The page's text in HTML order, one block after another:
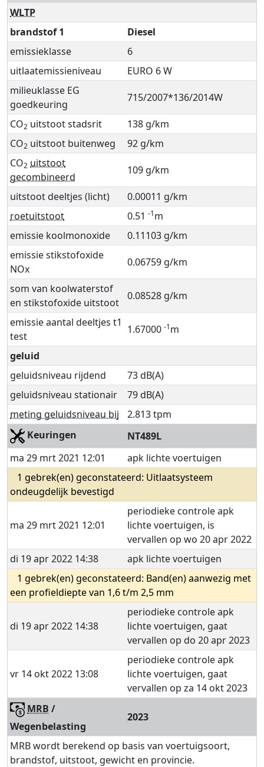
WLTP
brandstof 1
Diesel
emissieklasse
6
uitlaatemissieniveau
EURO 6 W
milieuklasse EG
goedkeuring
715/2007*136/2014W
CO2 uitstoot stadsrit
138 g/km
CO2 uitstoot buitenweg
92 g/km
CO2 uitstoot
gecombineerd
109 g/km
uitstoot deeltjes (licht)
0.00011 g/km
roetuitstoot
0.51 -1m
emissie koolmonoxide
0.11103 g/km
emissie stikstofoxide
NOx
0.06759 g/km
som van koolwaterstof
en stikstofoxide uitstoot
0.08528 g/km
emissie aantal deeltjes t1
test
1.67000 -1m
geluid
geluidsniveau rijdend
73 dB(A)
geluidsniveau stationair
79 dB(A)
meting geluidsniveau bij
2.813 tpm
Keuringen
NT489L
ma 29 mrt 2021 12:01
apk lichte voertuigen
1 gebrek(en) geconstateerd: Uitlaatsysteem
ondeugdelijk bevestigd
ma 29 mrt 2021 12:01
periodieke controle apk
lichte voertuigen, is
vervallen op wo 20 apr 2022
di 19 apr 2022 14:38
apk lichte voertuigen
1 gebrek(en) geconstateerd: Band(en) aanwezig met
een profieldiepte van 1,6 t/m 2,5 mm
di 19 apr 2022 14:38
periodieke controle apk
lichte voertuigen, gaat
vervallen op do 20 apr 2023
vr 14 okt 2022 13:08
periodieke controle apk
lichte voertuigen, gaat
vervallen op za 14 okt 2023
MRB /
Wegenbelasting
2023
MRB wordt berekend op basis van voertuigsoort,
brandstof, uitstoot, gewicht en provincie.